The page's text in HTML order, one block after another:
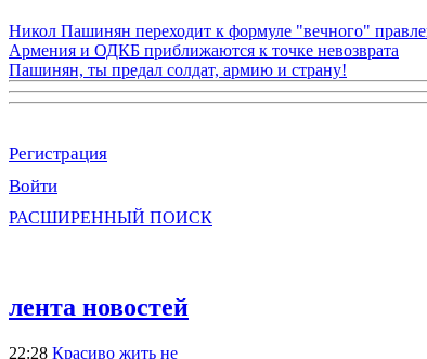
Никол Пашинян переходит к формуле "вечного"
Армения и ОДКБ приближаются к точке невозврата
Пашинян, ты предал солдат, армию и страну!
Регистрация
Войти
РАСШИРЕННЫЙ ПОИСК
лента новостей
22:28 Красиво жить не